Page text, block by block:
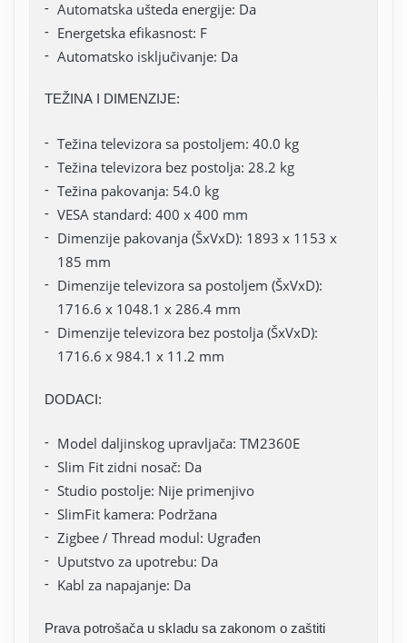
Automatska ušteda energije: Da
Energetska efikasnost: F
Automatsko isključivanje: Da
TEŽINA I DIMENZIJE:
Težina televizora sa postoljem: 40.0 kg
Težina televizora bez postolja: 28.2 kg
Težina pakovanja: 54.0 kg
VESA standard: 400 x 400 mm
Dimenzije pakovanja (ŠxVxD): 1893 x 1153 x
185 mm
Dimenzije televizora sa postoljem (ŠxVxD):
1716.6 x 1048.1 x 286.4 mm
Dimenzije televizora bez postolja (ŠxVxD):
1716.6 x 984.1 x 11.2 mm
DODACI:
Model daljinskog upravljača: TM2360E
Slim Fit zidni nosač: Da
Studio postolje: Nije primenjivo
SlimFit kamera: Podržana
Zigbee / Thread modul: Ugrađen
Uputstvo za upotrebu: Da
Kabl za napajanje: Da
Prava potrošača u skladu sa zakonom o zaštiti